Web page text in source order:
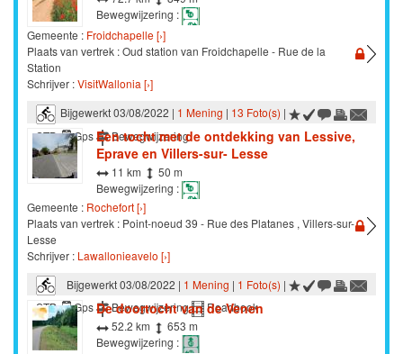
Bewegwijzering :
Gemeente : Froidchapelle [›]
Plaats van vertrek : Oud station van Froidchapelle - Rue de la
Station
Schrijver :VisitWallonia [›]
Bijgewerkt 03/08/2022 | 1 Mening | 13 Foto(s) |
STB
Gps Bewegwijzering
Een tocht met de ontdekking van Lessive,
Eprave en Villers-sur- Lesse
11 km
50 m
Bewegwijzering :
Gemeente : Rochefort [›]
Plaats van vertrek : Point-noeud 39 - Rue des Platanes , Villers-sur-
Lesse
Schrijver : Lawallonieavelo [›]
Bijgewerkt 03/08/2022 | 1 Mening | 1 Foto(s) |
STB
Gps Bewegwijzering Roadbook
De doortocht van de Venen
52.2 km
653 m
Bewegwijzering :